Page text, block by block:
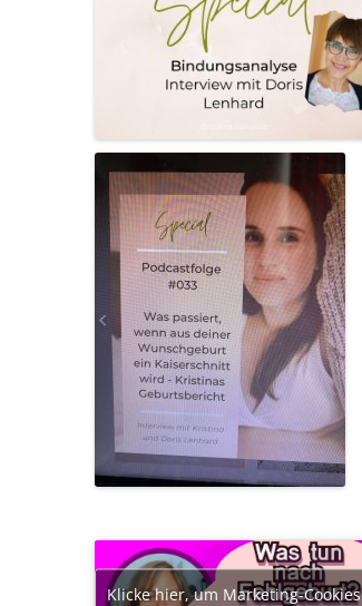
Klicke hier, um Marketing-Cookies